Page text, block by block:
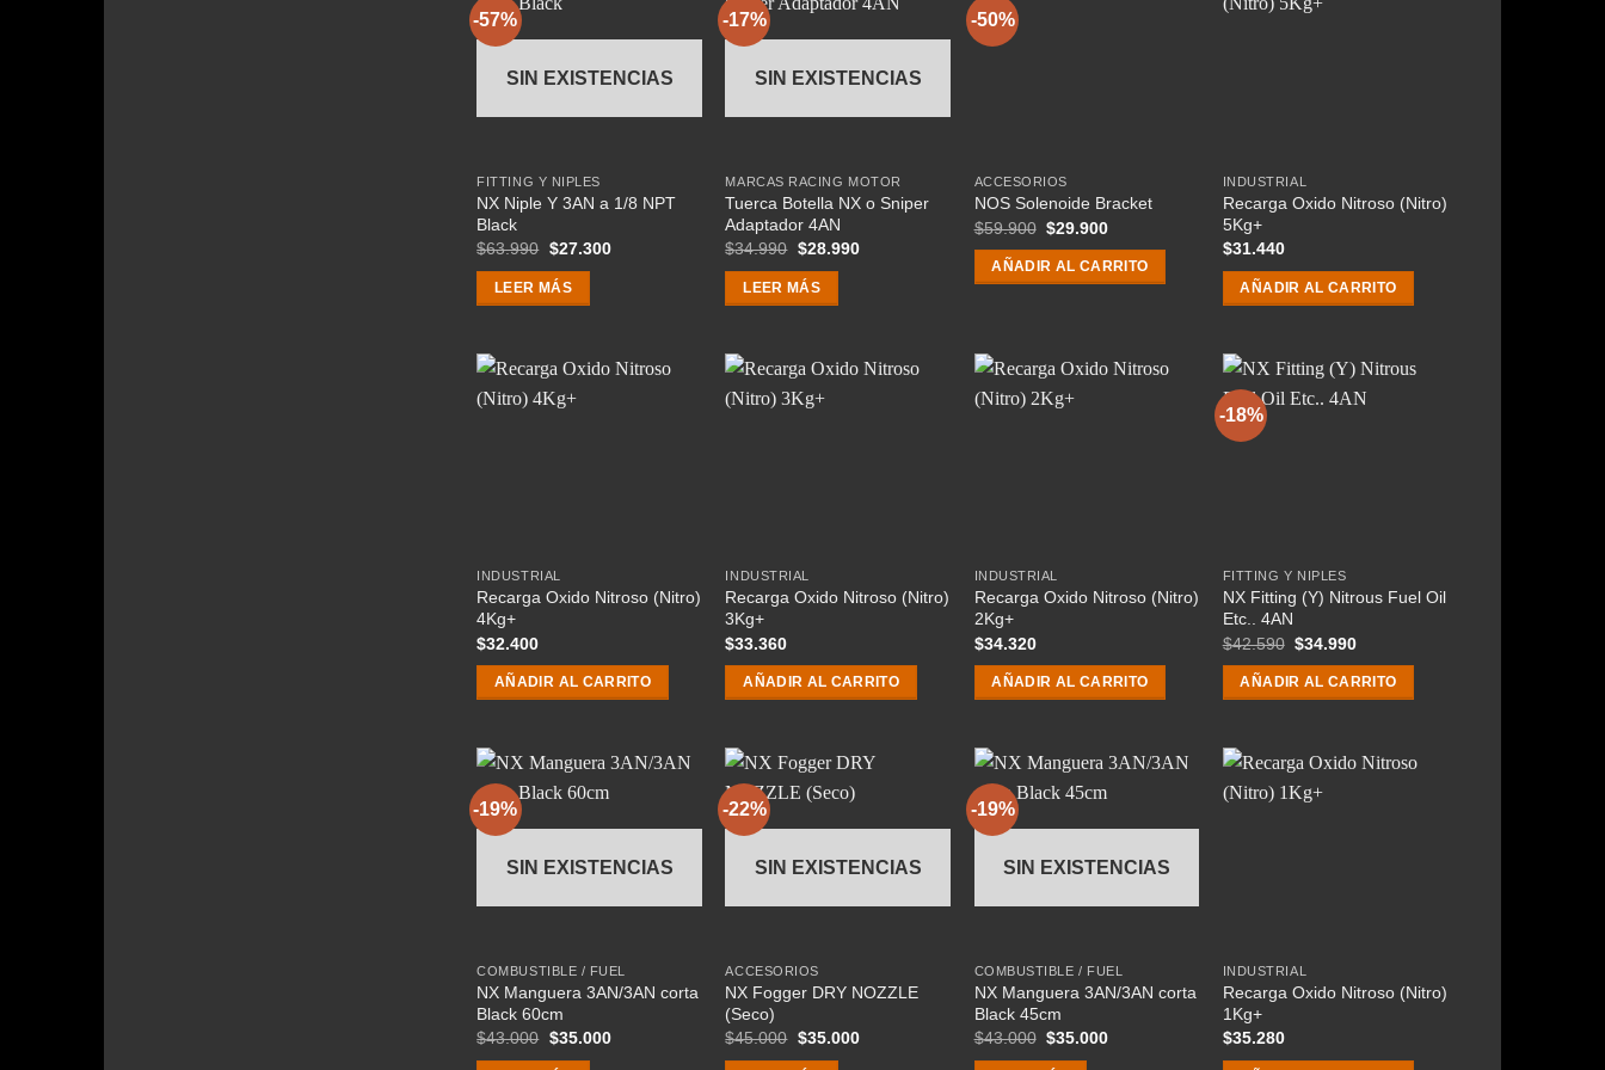
-57%
SIN EXISTENCIAS
FITTING Y NIPLES
NX Niple Y 3AN a 1/8 NPT
Black
$63.990 El
original
era:
$27.300El
LEER MÁS
-17%
SIN EXISTENCIAS
MARCAS RACING MOTOR
Tuerca Botella NX o Sniper
Adaptador 4AN
$34.990 El
original
era:
$28.990El
LEER MÁS
-50%
ACCESORIOS
NOS Solenoide Bracket
$59.900 El
original
era:
$29.900El
actual
es:
AÑADIR AL CARRITO
INDUSTRIAL
Recarga Oxido Nitroso (Nitro)
5Kg+
$31.440
AÑADIR AL CARRITO
INDUSTRIAL
Recarga Oxido Nitroso (Nitro)
4Kg+
$32.400
AÑADIR AL CARRITO
INDUSTRIAL
Recarga Oxido Nitroso (Nitro)
3Kg+
$33.360
AÑADIR AL CARRITO
INDUSTRIAL
Recarga Oxido Nitroso (Nitro)
2Kg+
$34.320
AÑADIR AL CARRITO
-18%
FITTING Y NIPLES
NX Fitting (Y) Nitrous Fuel Oil
Etc.. 4AN
$42.590 El
original
era:
$34.990El
actual
es:
AÑADIR AL CARRITO
-19%
SIN EXISTENCIAS
COMBUSTIBLE / FUEL
NX Manguera 3AN/3AN corta
Black 60cm
$43.000 El
$35.000El
-22%
SIN EXISTENCIAS
ACCESORIOS
NX Fogger DRY NOZZLE
(Seco)
$45.000 El
$35.000El
-19%
SIN EXISTENCIAS
COMBUSTIBLE / FUEL
NX Manguera 3AN/3AN corta
Black 45cm
$43.000 El
$35.000El
INDUSTRIAL
Recarga Oxido Nitroso (Nitro)
1Kg+
$35.280